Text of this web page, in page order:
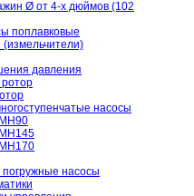
Ø от 4-х дюймов (102
поплавковые
давления
насосы
насосы